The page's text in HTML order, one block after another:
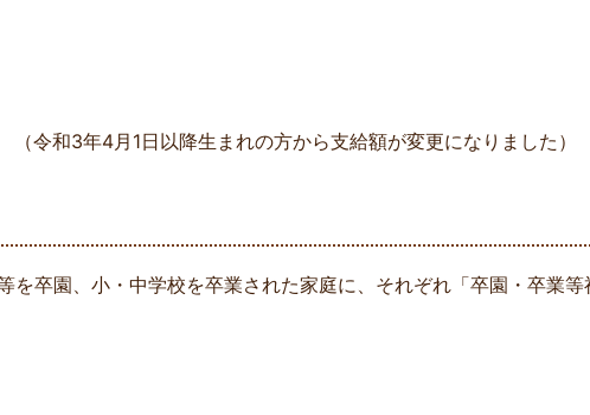
和3年4月1日以降生まれの方から支給額が変更になりました）
を卒園、小・中学校を卒業された家庭に、それぞれ「卒園・卒業等